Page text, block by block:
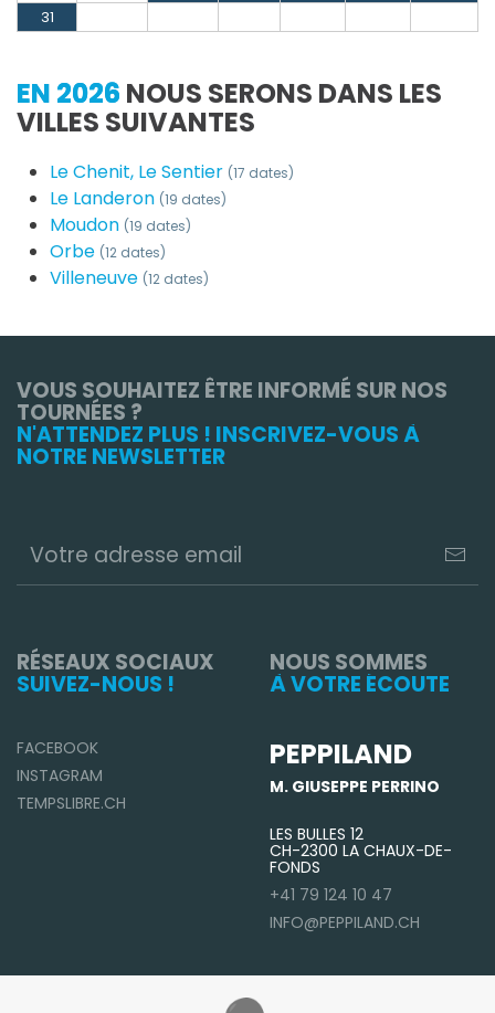
31
EN 2026 NOUS SERONS DANS LES
VILLES SUIVANTES
Le Chenit, Le Sentier (17 dates)
Le Landeron (19 dates)
Moudon (19 dates)
Orbe (12 dates)
Villeneuve (12 dates)
VOUS SOUHAITEZ ÊTRE INFORMÉ SUR NOS
TOURNÉES ?
N'ATTENDEZ PLUS ! INSCRIVEZ-VOUS À
NOTRE NEWSLETTER
RÉSEAUX SOCIAUX
SUIVEZ-NOUS !
FACEBOOK
INSTAGRAM
TEMPSLIBRE.CH
NOUS SOMMES
À VOTRE ÉCOUTE
PEPPILAND
M. GIUSEPPE PERRINO
LES BULLES 12
CH-2300 LA CHAUX-DE-
FONDS
+41 79 124 10 47
INFO@PEPPILAND.CH